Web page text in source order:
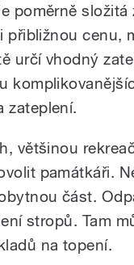
poměrně
přibližnou cenu,
určí vhodný
zateplení.
většinou
památkáři.
část.
stropů. Tam
na topení.